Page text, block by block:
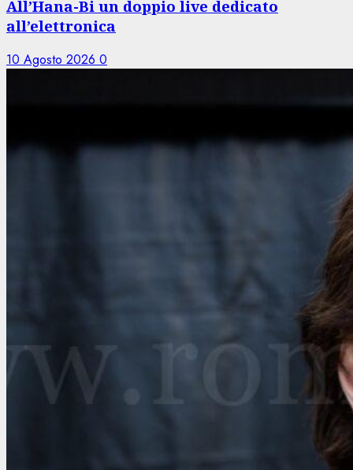
All’Hana-Bi un doppio live dedicato
all’elettronica
10 Agosto 2026 0